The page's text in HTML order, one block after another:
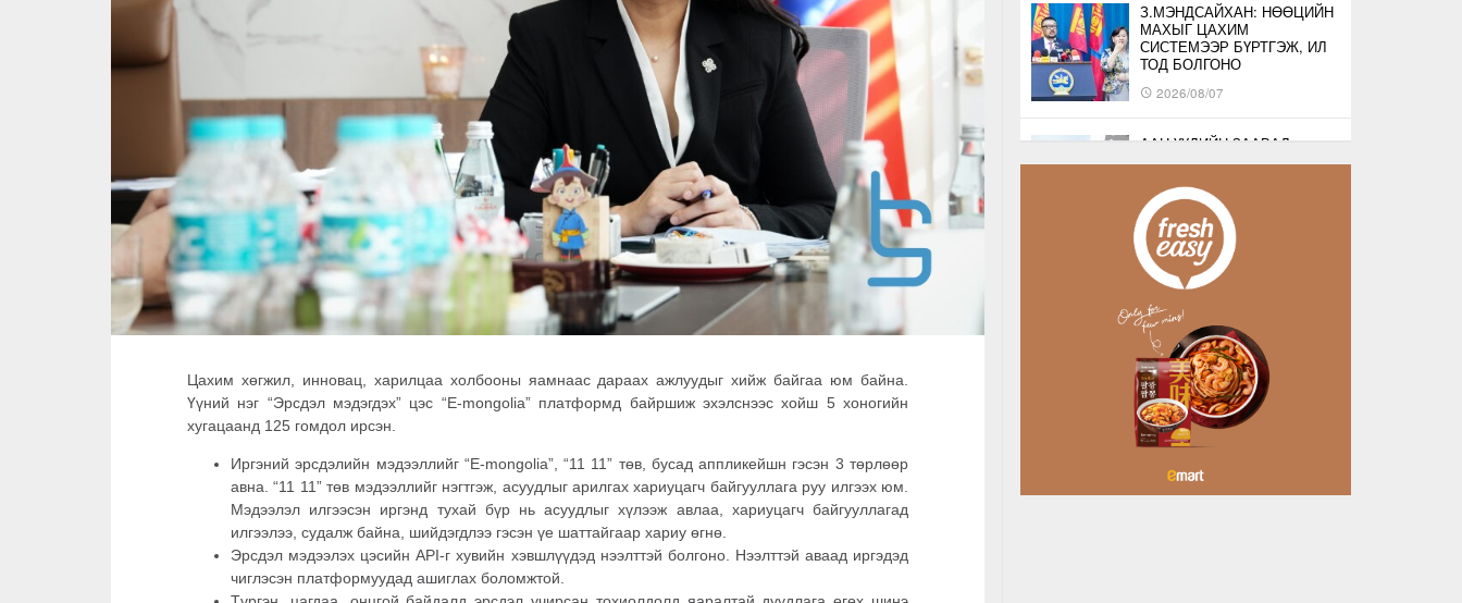
Цахим хөгжил, инновац, харилцаа холбооны яамнаас дараах ажлуудыг хийж байгаа юм байна.
Үүний нэг “Эрсдэл мэдэгдэх” цэс “E-mongolia” платформд байршиж эхэлснээс хойш 5 хоногийн
хугацаанд 125 гомдол ирсэн.
Иргэний эрсдэлийн мэдээллийг “E-mongolia”, “11 11” төв, бусад аппликейшн гэсэн 3 төрлөөр
авна. “11 11” төв мэдээллийг нэгтгэж, асуудлыг арилгах хариуцагч байгууллага руу илгээх юм.
Мэдээлэл илгээсэн иргэнд тухай бүр нь асуудлыг хүлээж авлаа, хариуцагч байгууллагад
илгээлээ, судалж байна, шийдэгдлээ гэсэн үе шаттайгаар хариу өгнө.
Эрсдэл мэдээлэх цэсийн API-г хувийн хэвшлүүдэд нээлттэй болгоно. Нээлттэй аваад иргэдэд
чиглэсэн платформуудад ашиглах боломжтой.
З.МЭНДСАЙХАН: НӨӨЦИЙН
МАХЫГ ЦАХИМ
СИСТЕМЭЭР БҮРТГЭЖ, ИЛ
ТОД БОЛГОНО
2026/08/07
ААН-ҮҮДИЙН ЗААВАЛ
БҮРДҮҮЛДЭГ 103
БОЛГОЛОО
2026/08/07
НАТО-ГИЙН ЛОГИСТИКИЙН
ЧУХАЛ ТӨВ ЛЕЙПЦИГИЙН
НИСЭХ БУУДАЛД
БӨМБӨГТЭЙ ДРО…
2026/08/07
БУЯНТ СУМАНД АЛГА
БОЛСОН 10 НАСТАЙ
ОХИНЫГ ЭРЭН ХАЙХ